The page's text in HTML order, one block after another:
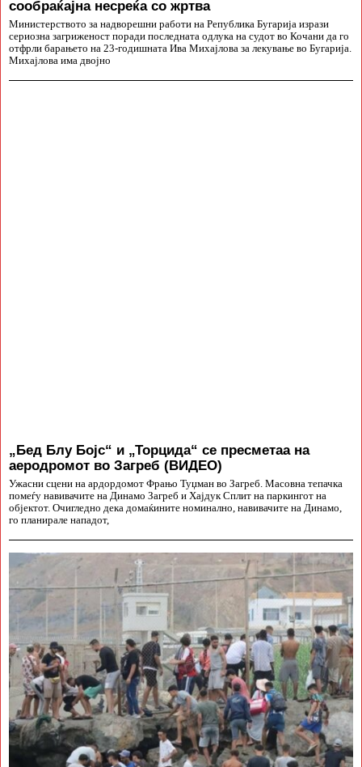
сообраќајна несреќа со жртва
Министерството за надворешни работи на Република Бугарија изрази
сериозна загриженост поради последната одлука на судот во Кочани да го
отфрли барањето на 23-годишната Ива Михајлова за лекување во Бугарија.
Михајлова има двојно
„Бед Блу Бојс“ и „Торцида“ се пресметаа на
аеродромот во Загреб (ВИДЕО)
Ужасни сцени на ардордомот Фрањо Туџман во Загреб. Масовна тепачка
помеѓу навивачите на Динамо Загреб и Хајдук Сплит на паркингот на
објектот. Очигледно дека домаќините номинално, навивачите на Динамо,
го планирале нападот,